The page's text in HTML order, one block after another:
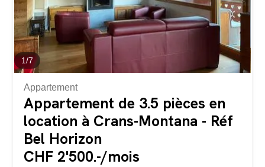
1/7
Appartement
Appartement de 3.5 pièces en
location à Crans-Montana - Réf
Bel Horizon
CHF 2'500.-/mois